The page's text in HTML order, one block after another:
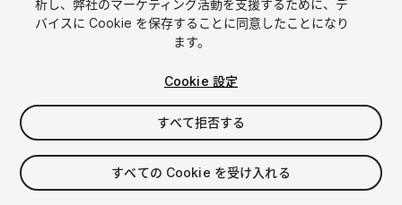
/12
$9
析し、弊社のマーケティング活動を支援するために、デ
バイスに Cookie を保存することに同意したことになり
ます。
Cookie 設定
すべて拒否する
すべての Cookie を受け入れる